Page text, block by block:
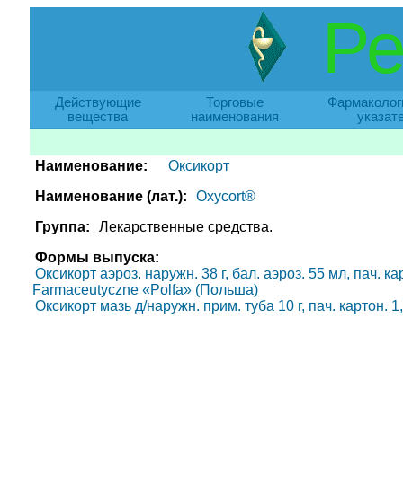
Действующие
вещества
Торговые
наименования
Наименование:
Оксикорт
Наименование (лат.):
Oxycort®
Группа:
Лекарственные средства.
Формы выпуска:
Оксикорт аэроз. наружн. 38 г, бал. аэроз. 55 мл, пач.
Farmaceutyczne «Polfa» (Польша)
Оксикорт мазь д/наружн. прим. туба 10 г, пач.